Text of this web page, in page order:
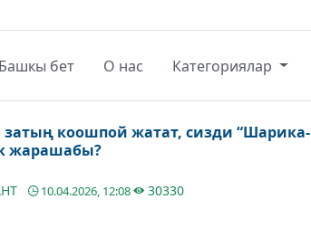
Башкы бет О нас Категориялар
коошпой жатат, сизди “Шарика-
жарашабы?
10.04.2026, 12:08
30330